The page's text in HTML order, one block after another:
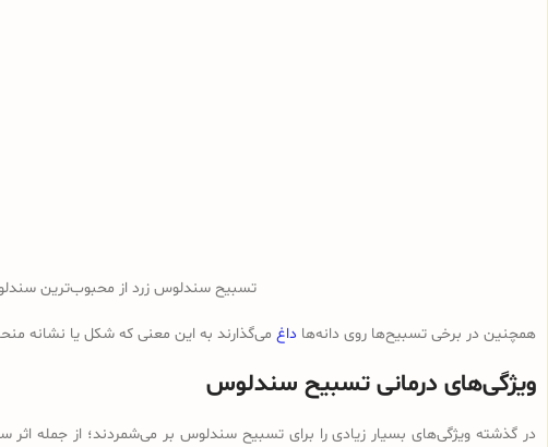
تسبیح سندلوس زرد از محبوب‌ترین
همچنین در برخی تسبیح‌ها روی دانه‌ها داغ می‌گذارند به این معنی که شکل یا نشانه
ویژگی‌های درمانی تسبیح سندلوس
در گذشته ویژگی‌های بسیار زیادی را برای تسبیح سندلوس بر می‌شمردند؛ از جمله